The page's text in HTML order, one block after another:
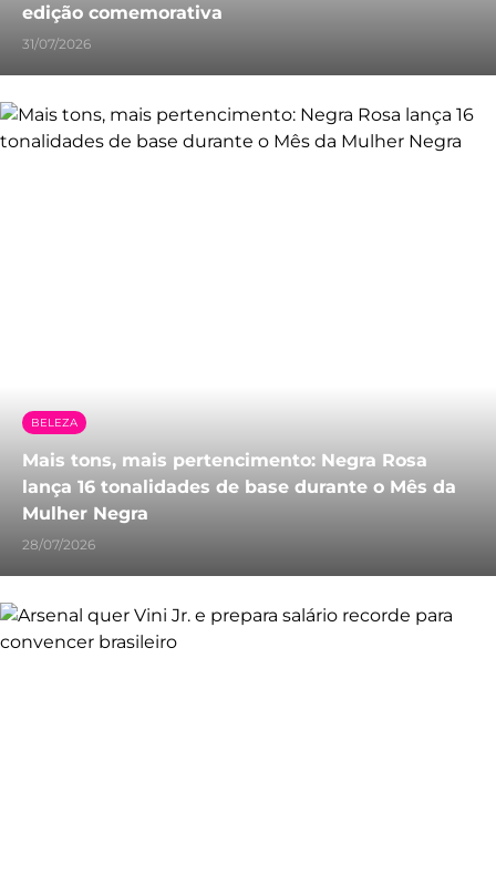
edição comemorativa
31/07/2026
BELEZA
Mais tons, mais pertencimento: Negra Rosa
lança 16 tonalidades de base durante o Mês da
Mulher Negra
28/07/2026